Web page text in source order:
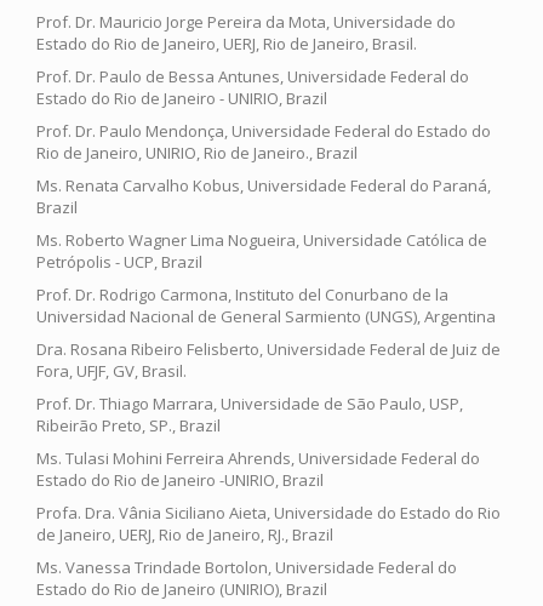
Prof. Dr. Mauricio Jorge Pereira da Mota, Universidade do
Estado do Rio de Janeiro, UERJ, Rio de Janeiro, Brasil.
Prof. Dr. Paulo de Bessa Antunes, Universidade Federal do
Estado do Rio de Janeiro - UNIRIO, Brazil
Prof. Dr. Paulo Mendonça, Universidade Federal do Estado do
Rio de Janeiro, UNIRIO, Rio de Janeiro., Brazil
Ms. Renata Carvalho Kobus, Universidade Federal do Paraná,
Brazil
Ms. Roberto Wagner Lima Nogueira, Universidade Católica de
Petrópolis - UCP, Brazil
Prof. Dr. Rodrigo Carmona, Instituto del Conurbano de la
Universidad Nacional de General Sarmiento (UNGS), Argentina
Dra. Rosana Ribeiro Felisberto, Universidade Federal de Juiz de
Fora, UFJF, GV, Brasil.
Prof. Dr. Thiago Marrara, Universidade de São Paulo, USP,
Ribeirão Preto, SP., Brazil
Ms. Tulasi Mohini Ferreira Ahrends, Universidade Federal do
Estado do Rio de Janeiro -UNIRIO, Brazil
Profa. Dra. Vânia Siciliano Aieta, Universidade do Estado do Rio
de Janeiro, UERJ, Rio de Janeiro, RJ., Brazil
Ms. Vanessa Trindade Bortolon, Universidade Federal do
Estado do Rio de Janeiro (UNIRIO), Brazil